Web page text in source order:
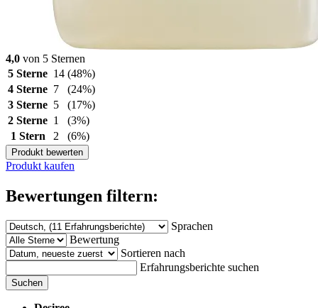
4,0 von 5 Sternen
5 Sterne 14 (48%)
4 Sterne 7
(24%)
3 Sterne 5
(17%)
2 Sterne 1
(3%)
1 Stern
2 (6%)
Produkt bewerten
Produkt kaufen
Bewertungen filtern:
Sprachen
Bewertung
Sortieren nach
Erfahrungsberichte suchen
Suchen